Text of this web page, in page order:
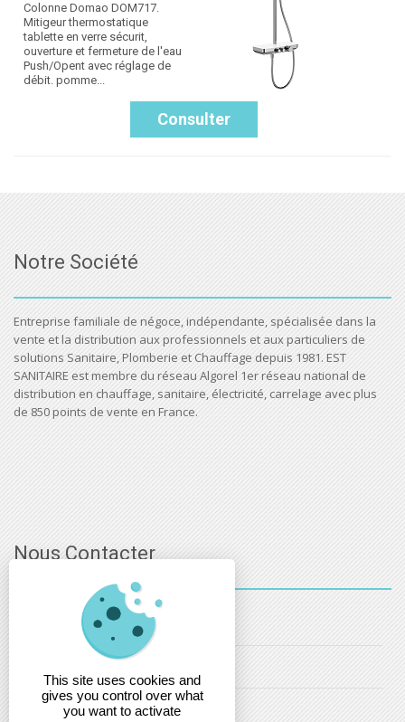
Colonne Domao DOM717.
Mitigeur thermostatique
tablette en verre sécurit,
ouverture et fermeture de l'eau
Push/Opent avec réglage de
débit. pomme...
Consulter
Notre Société
Entreprise familiale de négoce, indépendante, spécialisée dans la
vente et la distribution aux professionnels et aux particuliers de
solutions Sanitaire, Plomberie et Chauffage depuis 1981. EST
SANITAIRE est membre du réseau Algorel 1er réseau national de
distribution en chauffage, sanitaire, électricité, carrelage avec plus
de 850 points de vente en France.
Nous Contacter
03 - 88 - 32 - 86 - 52
christophe.maring@estsanitaire.fr
This site uses cookies and
gives you control over what
you want to activate